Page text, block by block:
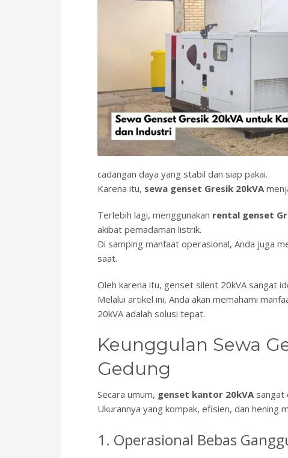
Login or create new account. 2
If you still have problems, please let us know, by sending
cadangan daya yang stabil dan siap pakai.
Karena itu, sewa genset Gresik 20kVA
Terlebih lagi, menggunakan rental genset
akibat pemadaman listrik.
Di samping manfaat operasional, Anda juga
saat.
Oleh karena itu, genset silent 20kVA sangat
Melalui artikel ini, Anda akan memahami
20kVA adalah solusi tepat.
Keunggulan Sewa
Gedung
Secara umum, genset kantor 20kVAsangat
Ukurannya yang kompak, efisien, dan hening
1. Operasional Bebas